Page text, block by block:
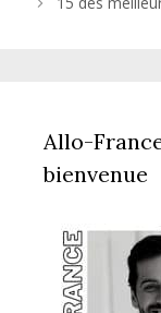
Allo-
bienvenue